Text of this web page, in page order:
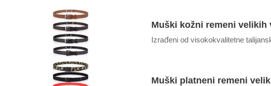
Muški kožni remeni velikih
Izrađeni od visokokvalitetne
Muški platneni remeni